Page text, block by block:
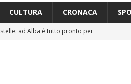
CULTURA CRONACA
ad Alba è tutto pronto per